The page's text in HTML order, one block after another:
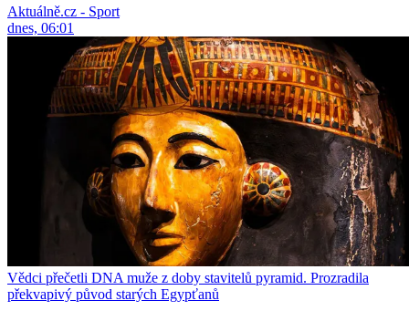
Aktuálně.cz - Sport
dnes, 06:01
Vědci přečetli DNA muže z doby stavitelů pyramid. Prozradila
překvapivý původ starých Egypťanů